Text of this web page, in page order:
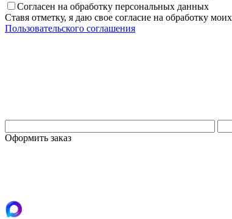
Согласен на обработку персональных данных
Ставя отметку, я даю свое согласие на обработку
Пользовательского соглашения
Оформить заказ